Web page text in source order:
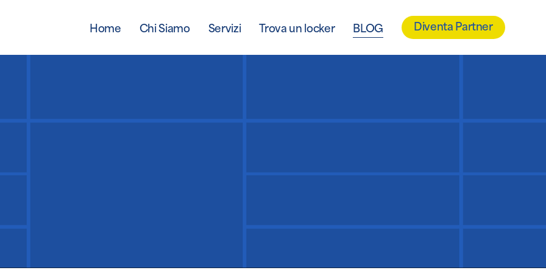
Home Chi Siamo Servizi Trova un locker BLOG Diventa Partner